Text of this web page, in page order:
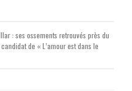
: ses ossements retrouvés près du
de « L’amour est dans le